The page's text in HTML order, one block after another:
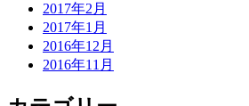
2017年2月
2017年1月
2016年12月
2016年11月